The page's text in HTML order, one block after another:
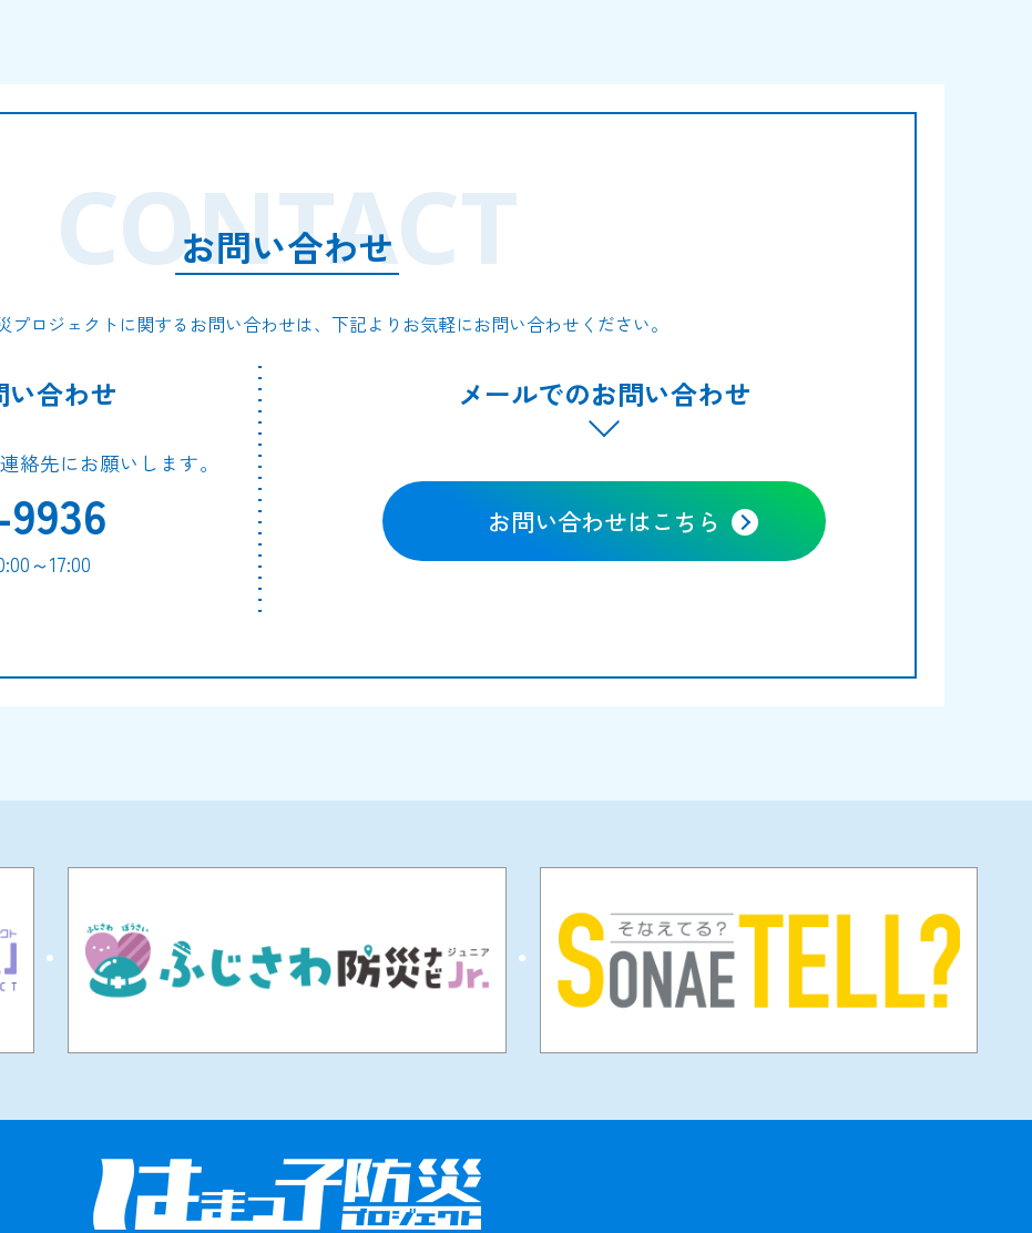
お問い合わせ
CONTACT
プロジェクトに関するお問い合わせは、下記よりお気軽にお問い合わせください。
い合わせ
絡先にお願いします。
～17:00
メールでのお問い合わせ
お問い合わせはこちら